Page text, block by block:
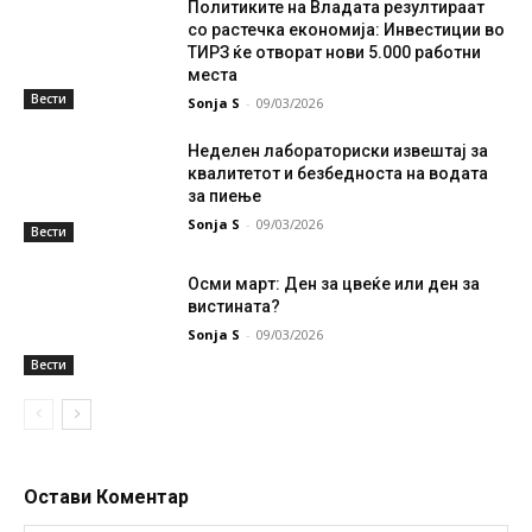
Вести
Политиките на Владата резултираат
со растечка економија: Инвестиции во
ТИРЗ ќе отворат нови 5.000 работни
места
Sonja S - 09/03/2026
Вести
Неделен лабораториски извештај за
квалитетот и безбедноста на водата
за пиење
Sonja S - 09/03/2026
Вести
Осми март: Ден за цвеќе или ден за
вистината?
Sonja S - 09/03/2026
Остави Коментар